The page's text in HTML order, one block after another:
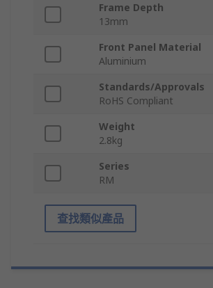
Frame Depth
13mm
Front Panel Material
Aluminium
Standards/Approvals
RoHS Compliant
Weight
2.8kg
Series
RM
查找類似產品